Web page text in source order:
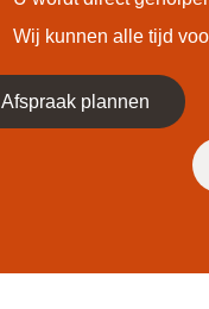
Wij kunnen alle tijd
Afspraak plannen